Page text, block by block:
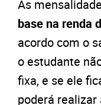
As
base na renda
acordo com o
o estudante
fixa, e se ele
poderá